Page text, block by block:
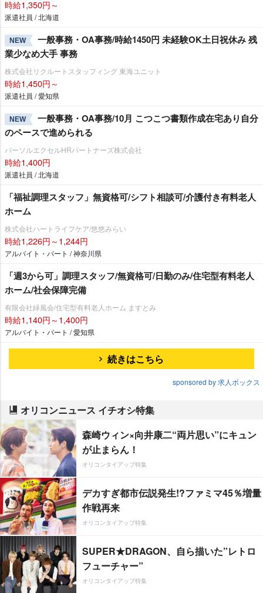
時給1,350円～
派遣社員 / 北海道
NEW
一般事務・OA事務/時給1450円 未経験OK土日祝休み 残
業少なめ大手 事務
株式会社リクルートスタッフィング 東海ユニット
時給1,450円～
派遣社員 / 愛知県
NEW
一般事務・OA事務/10月 こつこつ書類作成在宅あり自分
のペースで進められる
パーソルエクセルHRパートナーズ株式会社
時給1,400円
派遣社員 / 北海道
「福祉調理スタッフ」無資格可/シフト相談可/介護付き有料老人
ホーム
株式会社ハートライフケア/悠悠みらい
時給1,226円～1,244円
アルバイト・パート / 神奈川県
「週3から可」調理スタッフ/無資格可/日勤のみ/住宅型有料老人
ホーム/社会保障完備
有限会社緑風会/住宅型有料老人ホーム ますとみ
時給1,140円～1,400円
アルバイト・パート / 愛知県
続きはこちら
sponsored by 求人ボックス
オリコンニュース イチオシ特集
森崎ウィン×向井康二“両片思い”にキュン
が止まらん！
オリコンタイアップ特集
デカすぎ都市伝説発生!?ファミマ45％増量
作戦再来
オリコンタイアップ特集
SUPER★DRAGON、自ら描いた”レトロ
フューチャー”
オリコンタイアップ特集